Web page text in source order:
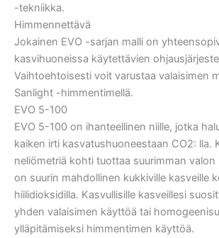
-tekniikka.
Himmennettävä
Jokainen EVO -sarjan malli on
kasvihuoneissa käytettävien
Vaihtoehtoisesti voit varustaa valaisimen
Sanlight -himmentimellä.
EVO 5-100
EVO 5-100 on ihanteellinen niille, jotka
kaiken irti kasvatushuoneestaan ​​CO2: lla.
neliömetriä kohti tuottaa suurimman
on suurin mahdollinen kukkiville kasveille
hiilidioksidilla. Kasvullisille kasveillesi
yhden valaisimen käyttöä tai
ylläpitämiseksi himmentimen käyttöä.